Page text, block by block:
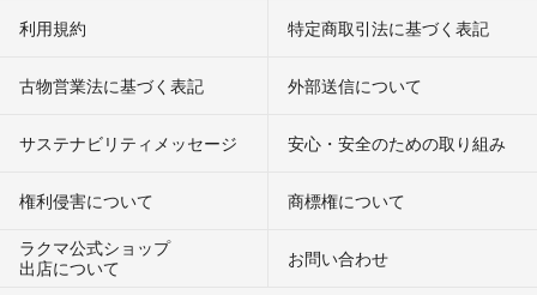
利用規約 特定商取引法に基づく表記
古物営業法に基づく表記 外部送信について
サステナビリティメッセージ 安心・安全のための取り組み
権利侵害について
商標権について
ラクマ公式ショップ
出店について
お問い合わせ